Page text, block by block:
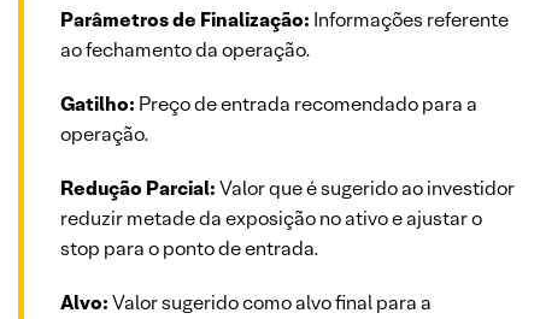
Parâmetros de Finalização: Informações referente
ao fechamento da operação.
Gatilho: Preço de entrada recomendado para a
operação.
Redução Parcial:Valor que é sugerido ao investidor
reduzir metade da exposição no ativo e ajustar o
stop para o ponto de entrada.
Alvo:Valor sugerido como alvo final para a